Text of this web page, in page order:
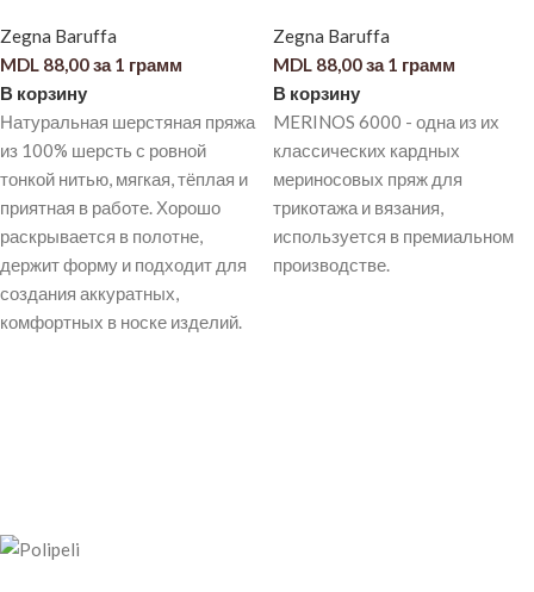
Zegna Baruffa
MDL 88,00за 1 грамм
В корзину
Натуральная шерстяная пряжа
из 100% шерсть с ровной
тонкой нитью, мягкая, тёплая и
приятная в работе. Хорошо
раскрывается в полотне,
держит форму и подходит для
создания аккуратных,
комфортных в носке изделий.
Zegna Baruffa
MDL 88,00за 1 грамм
В корзину
MERINOS 6000 - одна из их
классических кардных
мериносовых пряж для
трикотажа и вязания,
используется в премиальном
производстве.